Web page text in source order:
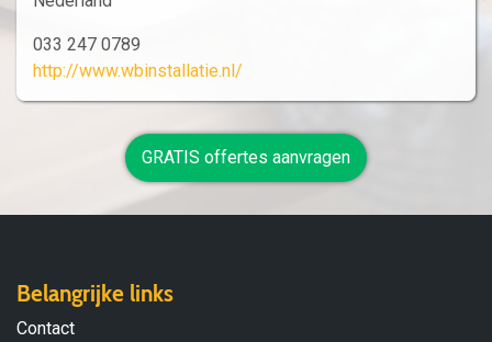
033 247 0789
http://www.wbinstallatie.nl/
GRATIS offertes aanvragen
Belangrijke links
Contact